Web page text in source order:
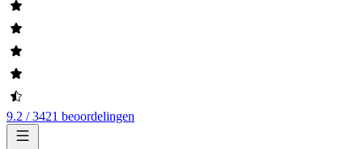
9.2 / 3421 beoordelingen